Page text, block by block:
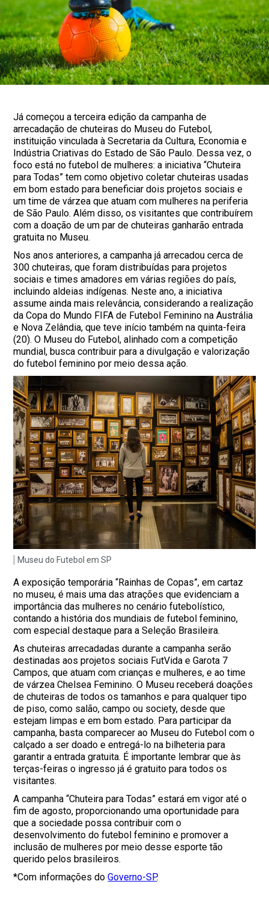
Já começou a terceira edição da campanha de
arrecadação de chuteiras do Museu do Futebol,
instituição vinculada à Secretaria da Cultura, Economia e
Indústria Criativas do Estado de São Paulo. Dessa vez, o
foco está no futebol de mulheres: a iniciativa “Chuteira
para Todas” tem como objetivo coletar chuteiras usadas
em bom estado para beneficiar dois projetos sociais e
um time de várzea que atuam com mulheres na periferia
de São Paulo. Além disso, os visitantes que contribuírem
com a doação de um par de chuteiras ganharão entrada
gratuita no Museu.
Nos anos anteriores, a campanha já arrecadou cerca de
300 chuteiras, que foram distribuídas para projetos
sociais e times amadores em várias regiões do país,
incluindo aldeias indígenas. Neste ano, a iniciativa
assume ainda mais relevância, considerando a realização
da Copa do Mundo FIFA de Futebol Feminino na Austrália
e Nova Zelândia, que teve início também na quinta-feira
(20). O Museu do Futebol, alinhado com a competição
mundial, busca contribuir para a divulgação e valorização
do futebol feminino por meio dessa ação.
Museu do Futebol em SP
A exposição temporária “Rainhas de Copas”, em cartaz
no museu, é mais uma das atrações que evidenciam a
importância das mulheres no cenário futebolístico,
contando a história dos mundiais de futebol feminino,
com especial destaque para a Seleção Brasileira.
As chuteiras arrecadadas durante a campanha serão
destinadas aos projetos sociais FutVida e Garota 7
Campos, que atuam com crianças e mulheres, e ao time
de várzea Chelsea Feminino. O Museu receberá doações
de chuteiras de todos os tamanhos e para qualquer tipo
de piso, como salão, campo ou society, desde que
estejam limpas e em bom estado. Para participar da
campanha, basta comparecer ao Museu do Futebol com o
calçado a ser doado e entregá-lo na bilheteria para
garantir a entrada gratuita. É importante lembrar que às
terças-feiras o ingresso já é gratuito para todos os
visitantes.
A campanha “Chuteira para Todas” estará em vigor até o
fim de agosto, proporcionando uma oportunidade para
que a sociedade possa contribuir com o
desenvolvimento do futebol feminino e promover a
inclusão de mulheres por meio desse esporte tão
querido pelos brasileiros.
*Com informações doGoverno-SP.